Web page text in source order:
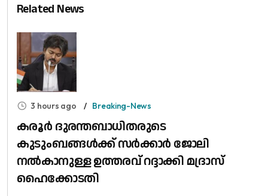
Related News
3 hours ago Breaking-News
കരൂർ ദുരന്തബാധിതരുടെ
കുടുംബങ്ങൾക്ക് സർക്കാർ ജോലി
നൽകാനുള്ള ഉത്തരവ് റദ്ദാക്കി മദ്രാസ്
ഹൈക്കോടതി